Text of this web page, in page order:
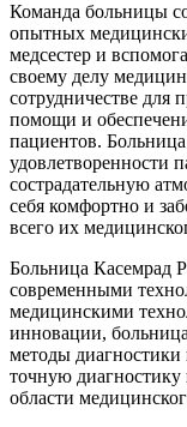
Команда больницы
опытных
медсестер и
своему делу
сотрудничестве для
помощи и
пациентов.
удовлетворенности
сострадательную
себя комфортно и
всего их
Больница Касемрад
современными
медицинскими
инновации,
методы диагностики
точную
области